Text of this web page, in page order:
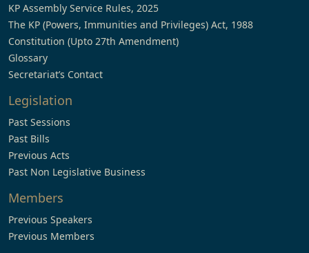
KP Assembly Service Rules, 2025
The KP (Powers, Immunities and Privileges) Act, 1988
Constitution (Upto 27th Amendment)
Glossary
Secretariat’s Contact
Legislation
Past Sessions
Past Bills
Previous Acts
Past Non Legislative Business
Members
Previous Speakers
Previous Members